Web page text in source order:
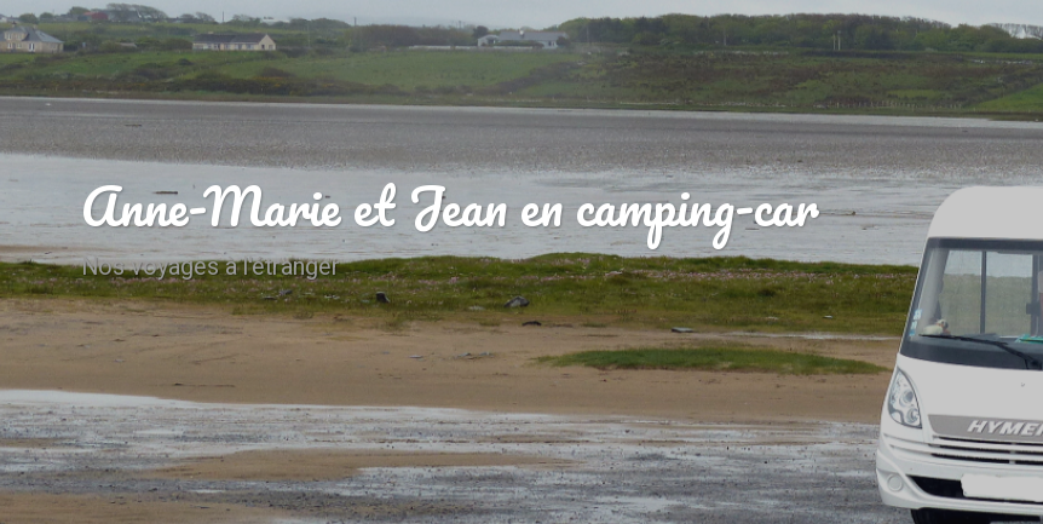
Anne-Marie et Jean en camping-car
Nos voyages à l'étranger